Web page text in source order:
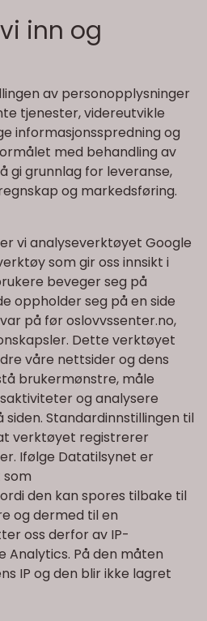
inn og
av personopplysninger
tjenester, videreutvikle
informasjonsspredning og
med behandling av
gi grunnlag for leveranse,
og markedsføring.
vi analyseverktøyet Google
som gir oss innsikt i
beveger seg på
oppholder seg på en side
på før oslovvssenter.no,
Dette verktøyet
våre nettsider og dens
brukermønstre, måle
og analysere
Standardinnstillingen til
verktøyet registrerer
Ifølge Datatilsynet er
den kan spores tilbake til
og dermed til en
oss derfor av IP-
Analytics. På den måten
IP og den blir ikke lagret